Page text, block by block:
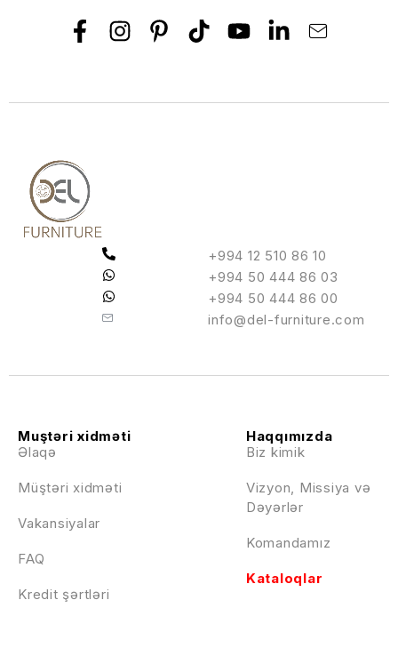
+994 12 510 86 10
+994 50 444 86 03
+994 50 444 86 00
info@del-furniture.com
Haqqımızda
Biz kimik
Vizyon, Missiya və
Dəyərlər
Komandamız
Kataloqlar
Muştəri xidməti
Əlaqə
Müştəri xidməti
Vakansiyalar
FAQ
Kredit şərtləri